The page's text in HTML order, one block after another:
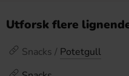
Utforsk flere
Snacks / Potetgull